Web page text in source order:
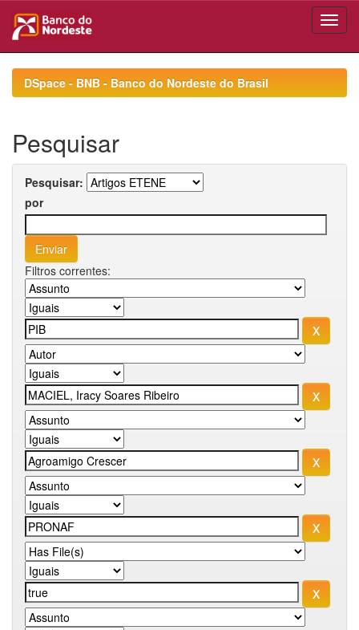
navigationDSpace - BNB - Banco do Nordeste do Brasil
Pesquisar
Pesquisar:
por
Filtros correntes: